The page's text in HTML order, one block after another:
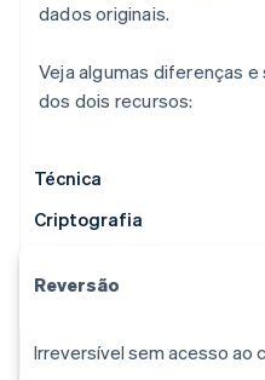
dados originais.
Veja algumas diferenças
dos dois recursos:
Técnica
Criptografia
Reversão
Irreversível sem acesso ao